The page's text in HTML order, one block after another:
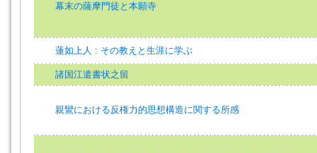
幕末の薩摩門徒と本願寺
蓮如上人 : その教えと生涯に学ぶ
諸国江遣書状之留
親鸞における反権力的思想構造に関する所感